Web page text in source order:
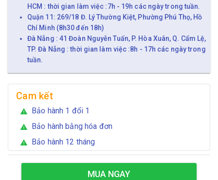
HCM : thời gian làm việc :7h - 19h các ngày trong tuần.
Quận 11: 269/18 Đ. Lý Thường Kiệt, Phường Phú Thọ, Hồ
Chí Minh (8h30 đến 18h)
Đà Nẵng : 41 Đoàn Nguyễn Tuấn, P. Hòa Xuân, Q. Cẩm Lệ,
TP. Đà Nẵng : thời gian làm việc :8h - 17h các ngày trong
tuần.
Cam kết
warning Bảo hành 1 đổi 1
warning Bảo hành bằng hóa đơn
warning Bảo hành 12 tháng
MUA NGAY